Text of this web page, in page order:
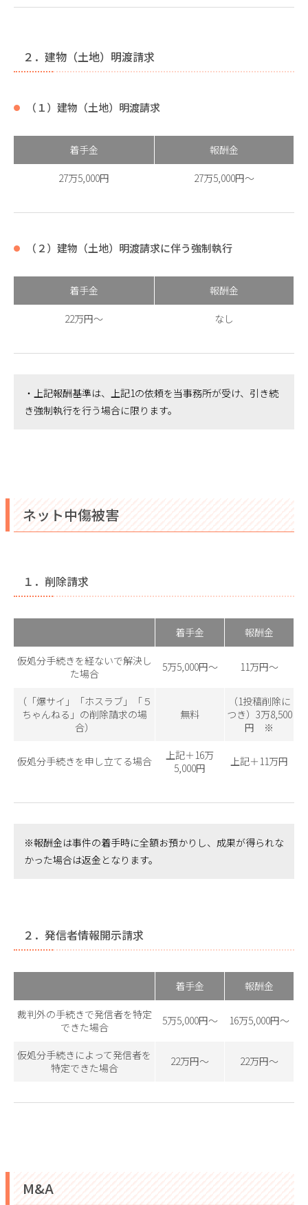
２．建物（土地）明渡請求
（１）建物（土地）明渡請求
着手金 報酬金
27万5,000円 27万5,000円～
（２）建物（土地）明渡請求に伴う強制執行
着手金 報酬金
22万円～ なし
・上記報酬基準は、上記1の依頼を当事務所が受け、引き続
き強制執行を行う場合に限ります。
ネット中傷被害
１．削除請求
着手金 報酬金
仮処分手続きを経ないで解決し
た場合
5万5,000円～ 11万円～
（「爆サイ」「ホスラブ」「５
ちゃんねる」の削除請求の場
合）
無料
（1投稿削除に
つき）3万8,500
円 ※
仮処分手続きを申し立てる場合
上記＋16万
5,000円
上記＋11万円
※報酬金は事件の着手時に全額お預かりし、成果が得られな
かった場合は返金となります。
２．発信者情報開示請求
着手金 報酬金
裁判外の手続きで発信者を特定
できた場合
5万5,000円～ 16万5,000円～
仮処分手続きによって発信者を
特定できた場合
22万円～ 22万円～
M&A